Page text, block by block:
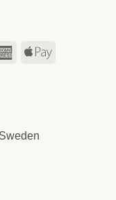
AmericanApple